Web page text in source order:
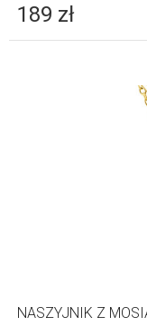
189 zł
NASZYJNIK Z